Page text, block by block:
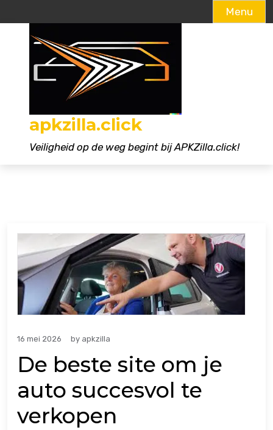
Menu
apkzilla.click
Veiligheid op de weg begint bij APKZilla.click!
16 mei 2026 by apkzilla
De beste site om je
auto succesvol te
verkopen